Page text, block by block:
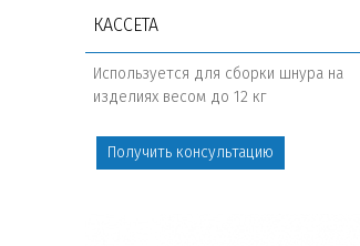
КАССЕТА
Используется для сборки шнура на
изделиях весом до 12 кг
Получить консультацию